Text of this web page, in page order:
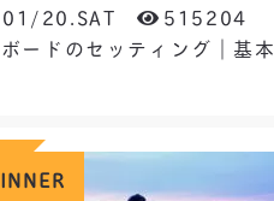
20.SAT
515204
ードのセッティング｜基本